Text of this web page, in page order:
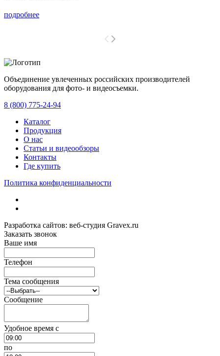
подробнее
Объединение увлеченных российских производителей
оборудования для фото- и видеосъемки.
8 (800) 775-24-94
Каталог
Продукция
О нас
Статьи и видеообзоры
Контакты
Где купить
Политика конфиденциальности
Разработка сайтов: веб-студия Gravex.ru
Заказать звонок
Ваше имя
Телефон
Тема сообщения
Сообщение
Удобное время c
по